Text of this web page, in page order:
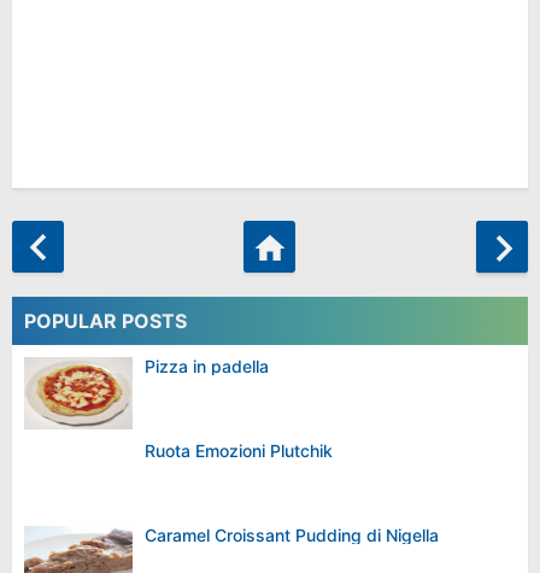
POPULAR POSTS
Pizza in padella
Ruota Emozioni Plutchik
Caramel Croissant Pudding di Nigella